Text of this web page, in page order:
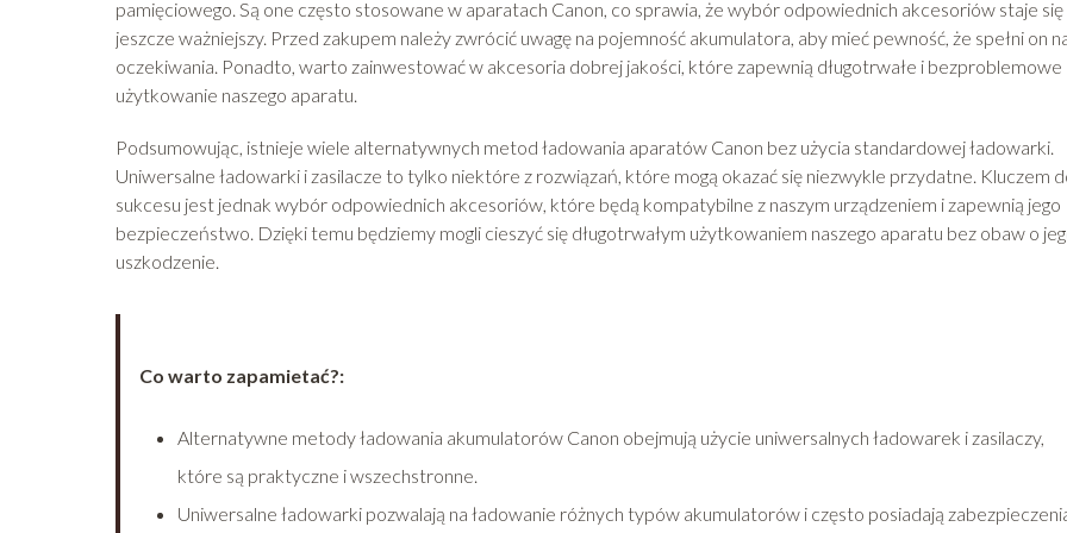
pamięciowego. Są one często stosowane w aparatach Canon, co sprawia, że wybór odpowiednich akcesoriów staje się
jeszcze ważniejszy. Przed zakupem należy zwrócić uwagę na pojemność akumulatora, aby mieć pewność, że spełni on
oczekiwania. Ponadto, warto zainwestować w akcesoria dobrej jakości, które zapewnią długotrwałe i bezproblemowe
użytkowanie naszego aparatu.
Podsumowując, istnieje wiele alternatywnych metod ładowania aparatów Canon bez użycia standardowej ładowarki.
Uniwersalne ładowarki i zasilacze to tylko niektóre z rozwiązań, które mogą okazać się niezwykle przydatne. Kluczem
sukcesu jest jednak wybór odpowiednich akcesoriów, które będą kompatybilne z naszym urządzeniem i zapewnią jego
bezpieczeństwo. Dzięki temu będziemy mogli cieszyć się długotrwałym użytkowaniem naszego aparatu bez obaw o
uszkodzenie.
Co warto zapamietać?:
Alternatywne metody ładowania akumulatorów Canon obejmują użycie uniwersalnych ładowarek i zasilaczy,
które są praktyczne i wszechstronne.
Uniwersalne ładowarki pozwalają na ładowanie różnych typów akumulatorów i często posiadają